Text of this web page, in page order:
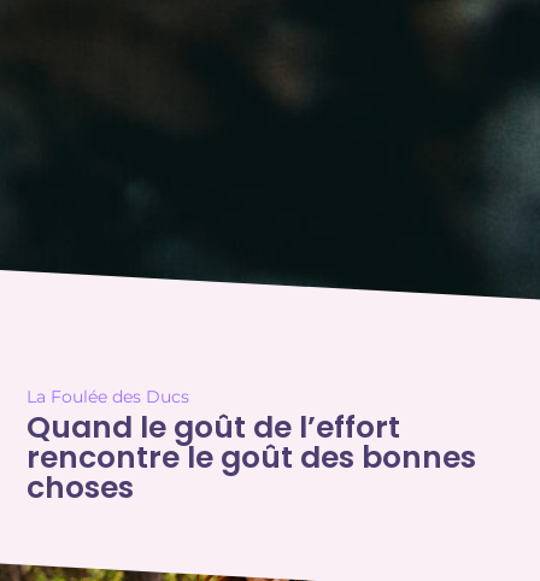
La Foulée des Ducs
Quand le goût de l’effort
rencontre le goût des bonnes
choses